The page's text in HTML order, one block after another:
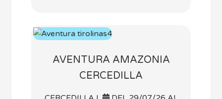
AVENTURA AMAZONIA
CERCEDILLA